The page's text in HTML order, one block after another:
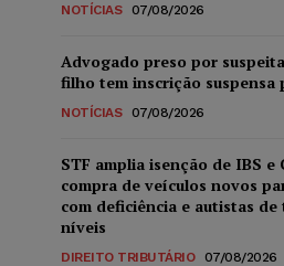
NOTÍCIAS 07/08/2026
Advogado preso por
filho tem inscrição suspensa
NOTÍCIAS 07/08/2026
STF amplia isenção de IBS e
compra de veículos novos
com deficiência e autistas de
níveis
DIREITO TRIBUTÁRIO 07/08/2026